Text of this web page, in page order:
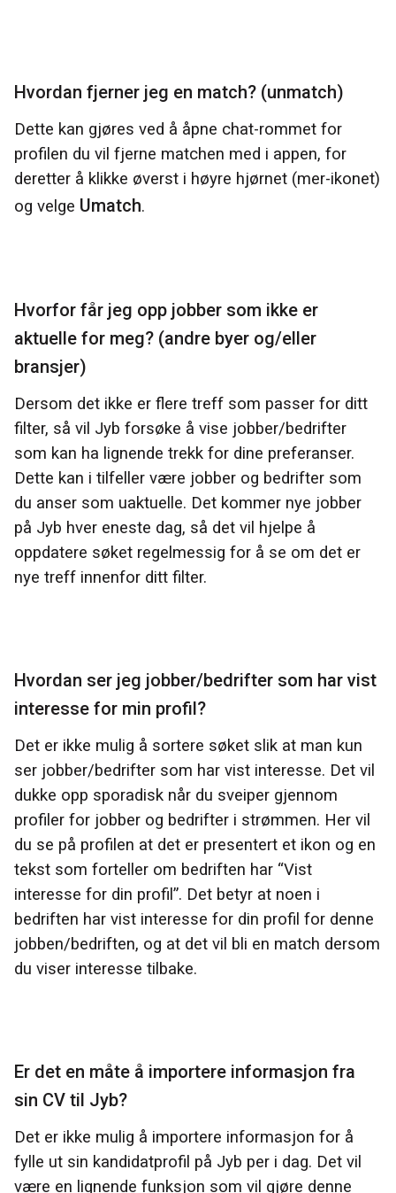
Hvordan fjerner jeg en match? (unmatch)
Dette kan gjøres ved å åpne chat-rommet for
profilen du vil fjerne matchen med i appen, for
deretter å klikke øverst i høyre hjørnet (mer-ikonet)
og velge Umatch.
Hvorfor får jeg opp jobber som ikke er
aktuelle for meg? (andre byer og/eller
bransjer)
Dersom det ikke er flere treff som passer for ditt
filter, så vil Jyb forsøke å vise jobber/bedrifter
som kan ha lignende trekk for dine preferanser.
Dette kan i tilfeller være jobber og bedrifter som
du anser som uaktuelle. Det kommer nye jobber
på Jyb hver eneste dag, så det vil hjelpe å
oppdatere søket regelmessig for å se om det er
nye treff innenfor ditt filter.
Hvordan ser jeg jobber/bedrifter som har vist
interesse for min profil?
Det er ikke mulig å sortere søket slik at man kun
ser jobber/bedrifter som har vist interesse. Det vil
dukke opp sporadisk når du sveiper gjennom
profiler for jobber og bedrifter i strømmen. Her vil
du se på profilen at det er presentert et ikon og en
tekst som forteller om bedriften har “Vist
interesse for din profil”. Det betyr at noen i
bedriften har vist interesse for din profil for denne
jobben/bedriften, og at det vil bli en match dersom
du viser interesse tilbake.
Er det en måte å importere informasjon fra
sin CV til Jyb?
Det er ikke mulig å importere informasjon for å
fylle ut sin kandidatprofil på Jyb per i dag. Det vil
være en lignende funksjon som vil gjøre denne